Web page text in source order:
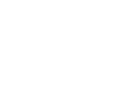
do slávneho
Chára